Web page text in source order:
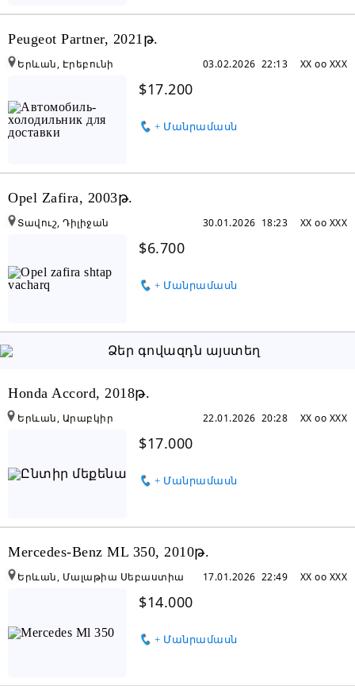
Peugeot Partner, 2021թ.
$17.200
+ Մանրամասն
XX oo XXX
03.02.2026 22:13
Երևան, Էրեբունի
Opel Zafira, 2003թ.
$6.700
+ Մանրամասն
XX oo XXX
30.01.2026 18:23
Տավուշ, Դիլիջան
Honda Accord, 2018թ.
$17.000
+ Մանրամասն
XX oo XXX
22.01.2026 20:28
Երևան, Արաբկիր
Mercedes-Benz ML 350, 2010թ.
$14.000
+ Մանրամասն
XX oo XXX
17.01.2026 22:49
Երևան, Մալաթիա Սեբաստիա